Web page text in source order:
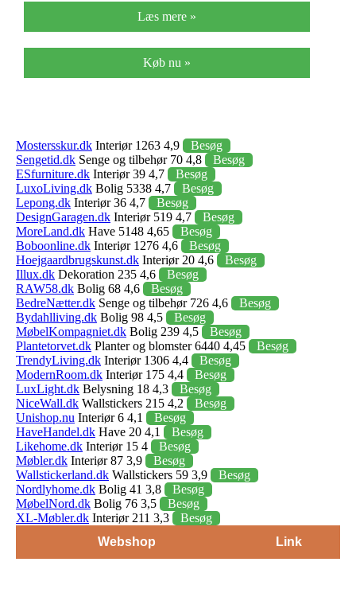
Læs mere »
Køb nu »
Mostersskur.dk Interiør 1263 4,9
Besøg
Sengetid.dk Senge og tilbehør 70 4,8
Besøg
ESfurniture.dk Interiør 39 4,7
Besøg
LuxoLiving.dk Bolig 5338 4,7
Besøg
Lepong.dk Interiør 36 4,7
Besøg
DesignGaragen.dk Interiør 519 4,7
Besøg
MoreLand.dk Have 5148 4,65
Besøg
Boboonline.dk Interiør 1276 4,6
Besøg
Hoejgaardbrugskunst.dk Interiør 20 4,6
Besøg
Illux.dk Dekoration 235 4,6
Besøg
RAW58.dk Bolig 68 4,6
Besøg
BedreNætter.dk Senge og tilbehør 726 4,6
Besøg
Bydahlliving.dk Bolig 98 4,5
Besøg
MøbelKompagniet.dk Bolig 239 4,5
Besøg
Plantetorvet.dk Planter og blomster 6440 4,45
Besøg
TrendyLiving.dk Interiør 1306 4,4
Besøg
ModernRoom.dk Interiør 175 4,4
Besøg
LuxLight.dk Belysning 18 4,3
Besøg
NiceWall.dk Wallstickers 215 4,2
Besøg
Unishop.nu Interiør 6 4,1
Besøg
HaveHandel.dk Have 20 4,1
Besøg
Likehome.dk Interiør 15 4
Besøg
Møbler.dk Interiør 87 3,9
Besøg
Wallstickerland.dk Wallstickers 59 3,9
Besøg
Nordlyhome.dk Bolig 41 3,8
Besøg
MøbelNord.dk Bolig 76 3,5
Besøg
XL-Møbler.dk Interiør 211 3,3
Besøg
Webshop
Link